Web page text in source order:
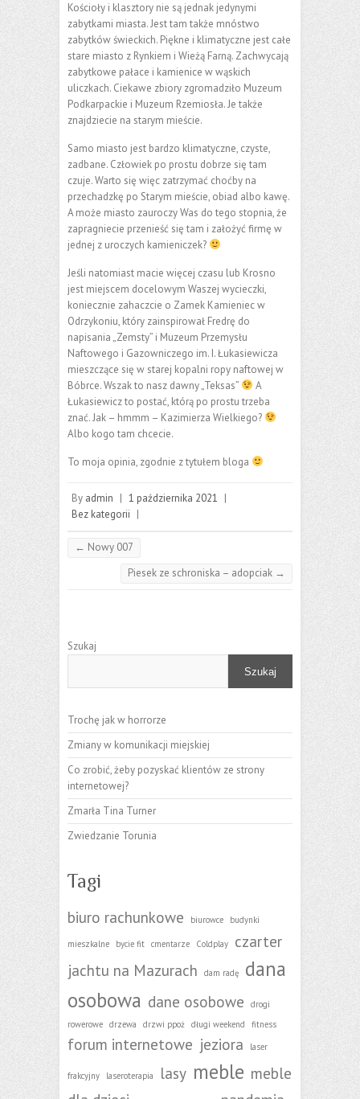
Kościoły i klasztory nie są jednak jedynymi
zabytkami miasta. Jest tam także mnóstwo
zabytków świeckich. Piękne i klimatyczne jest całe
stare miasto z Rynkiem i Wieżą Farną. Zachwycają
zabytkowe pałace i kamienice w wąskich
uliczkach. Ciekawe zbiory zgromadziło Muzeum
Podkarpackie i Muzeum Rzemiosła. Je także
znajdziecie na starym mieście.
Samo miasto jest bardzo klimatyczne, czyste,
zadbane. Człowiek po prostu dobrze się tam
czuje. Warto się więc zatrzymać choćby na
przechadzkę po Starym mieście, obiad albo kawę.
A może miasto zauroczy Was do tego stopnia, że
zapragniecie przenieść się tam i założyć firmę w
jednej z uroczych kamieniczek?
Jeśli natomiast macie więcej czasu lub Krosno
jest miejscem docelowym Waszej wycieczki,
koniecznie zahaczcie o Zamek Kamieniec w
Odrzykoniu, który zainspirował Fredrę do
napisania „Zemsty” i Muzeum Przemysłu
Naftowego i Gazowniczego im. I. Łukasiewicza
mieszczące się w starej kopalni ropy naftowej w
Bóbrce. Wszak to nasz dawny „Teksas”
A
Łukasiewicz to postać, którą po prostu trzeba
znać. Jak – hmmm – Kazimierza Wielkiego?
Albo kogo tam chcecie.
To moja opinia, zgodnie z tytułem bloga
By admin | 1 października 2021 |
Bez kategorii |
← Nowy 007
Piesek ze schroniska – adopciak →
Szukaj
Szukaj
Trochę jak w horrorze
Zmiany w komunikacji miejskiej
Co zrobić, żeby pozyskać klientów ze strony
internetowej?
Zmarła Tina Turner
Zwiedzanie Torunia
Tagi
biuro rachunkowe biurowce budynki
mieszkalne bycie fit cmentarze Coldplay
czarter
jachtu na Mazurach
dam radę
dana
osobowa dane osobowe
drogi
rowerowe drzewa drzwi ppoż długi weekend fitness
forum internetowe jeziora laser
frakcyjny laseroterapia lasy meble meble